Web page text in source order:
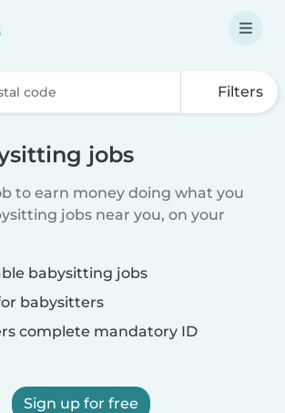
Filters
jobs
to earn money doing what you
jobs near you, on your
babysitting jobs
babysitters
complete mandatory ID
Sign up for free